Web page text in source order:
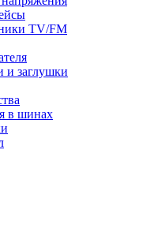
TV/FM
и заглушки
в шинах